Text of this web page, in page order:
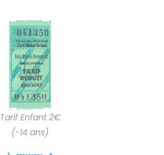
Tarif Enfant 2€
(-14 ans)